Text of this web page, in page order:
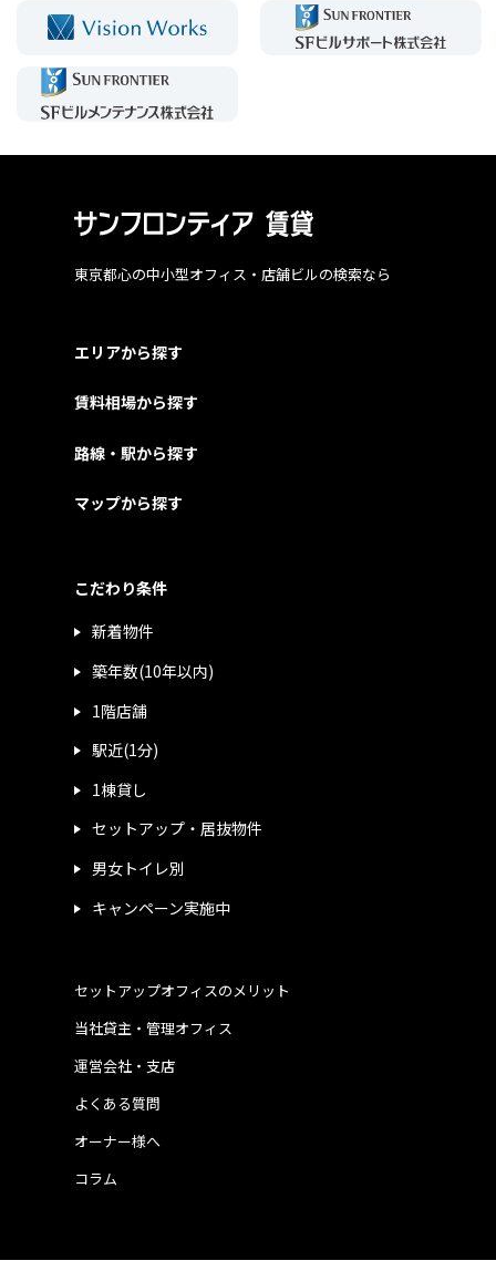
東京都心の中小型オフィス・店舗ビルの検索なら
エリアから探す
賃料相場から探す
路線・駅から探す
マップから探す
こだわり条件
新着物件
築年数(10年以内)
1階店舗
駅近(1分)
1棟貸し
セットアップ・居抜物件
男女トイレ別
キャンペーン実施中
運営会社・支店
よくある質問
当社貸主・管理オフィス
オーナー様へ
コラム
セットアップオフィスのメリット